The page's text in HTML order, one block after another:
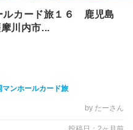
ルカード旅１６ 鹿児島
川内市...
ンホールカード旅
by たーさん